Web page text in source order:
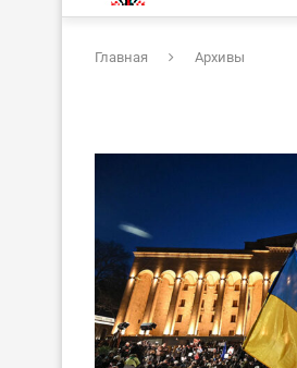
Главная Архивы